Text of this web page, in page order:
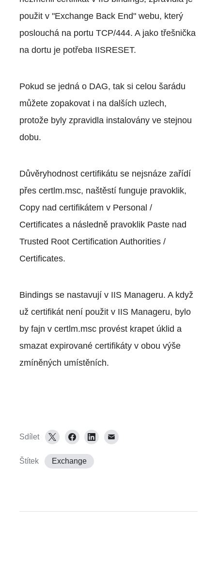
použit v "Exchange Back End" webu, který
poslouchá na portu TCP/444. A jako třešnička
na dortu je potřeba IISRESET.
Pokud se jedná o DAG, tak si celou šarádu
můžete zopakovat i na dalších uzlech,
protože byly zpravidla instalovány ve stejnou
dobu.
Důvěryhodnost certifikátu se nejsnáze zařídí
přes certlm.msc, naštěstí funguje pravoklik,
Copy nad certifikátem v Personal /
Certificates a následně pravoklik Paste nad
Trusted Root Certification Authorities /
Certificates.
Bindings se nastavují v IIS Manageru. A když
už certifikát není použit v IIS Manageru, bylo
by fajn v certlm.msc provést krapet úklid a
smazat expirované certifikáty v obou výše
zmíněných umístěních.
Sdílet
Štítek Exchange